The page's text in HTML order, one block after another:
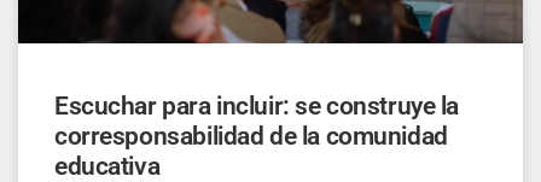
Escuchar para incluir: se construye la
corresponsabilidad de la comunidad
educativa